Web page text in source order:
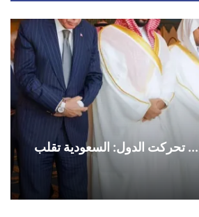
تحركت الدول: السعودية تقلب